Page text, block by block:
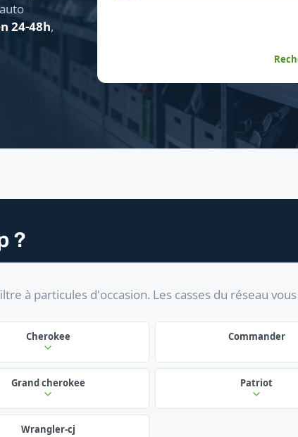
24-48h,
?
à particules d'occasion. Les casses du réseau
Cherokee Commander
Grand cherokee Patriot
Wrangler-cj